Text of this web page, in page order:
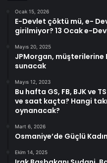
Ocak 15, 2026
E-Devlet çöktü mü, e-
girilmiyor? 13 Ocak e-
Mayıs 20, 2025
JPMorgan, müşterilerine
sunacak
Mayıs 12, 2023
Bu hafta GS, FB, BJK ve
ve saat kaçta? Hangi
oynanacak?
Mart 6, 2026
Osmaniye’de Güçlü
Ekim 14, 2025